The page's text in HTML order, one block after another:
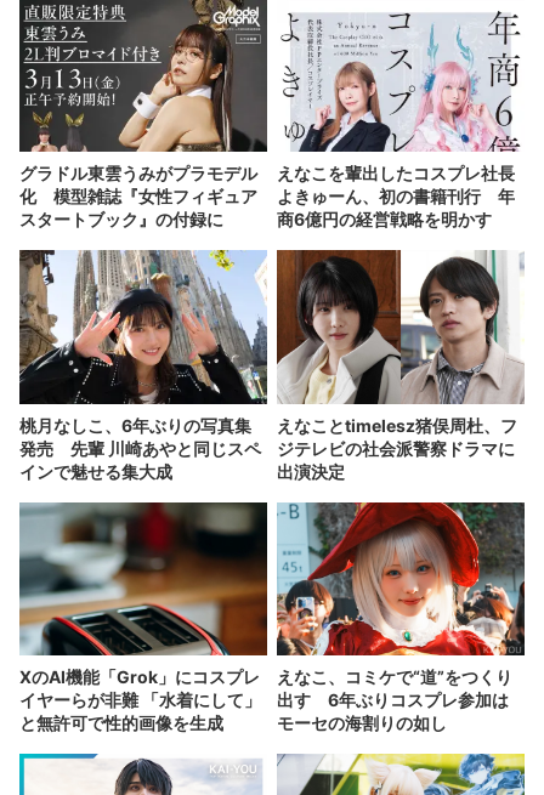
グラドル東雲うみがプラモデル
化 模型雑誌『女性フィギュア
スタートブック』の付録に
えなこを輩出したコスプレ社長
よきゅーん、初の書籍刊行 年
商6億円の経営戦略を明かす
桃月なしこ、6年ぶりの写真集
発売 先輩 川崎あやと同じスペ
インで魅せる集大成
えなことtimelesz猪俣周杜、フ
ジテレビの社会派警察ドラマに
出演決定
XのAI機能「Grok」にコスプレ
イヤーらが非難 「水着にして」
と無許可で性的画像を生成
えなこ、コミケで“道”をつくり
出す 6年ぶりコスプレ参加は
モーセの海割りの如し